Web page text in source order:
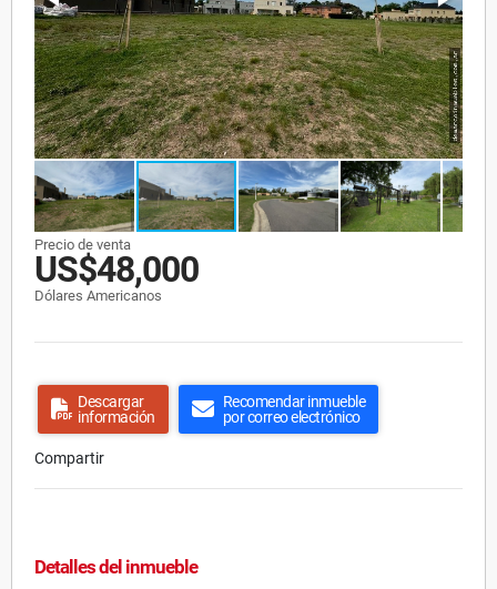
Precio de venta
US$48,000
Dólares Americanos
Descargar
información
Recomendar inmueble
por correo electrónico
Compartir
Detalles del inmueble